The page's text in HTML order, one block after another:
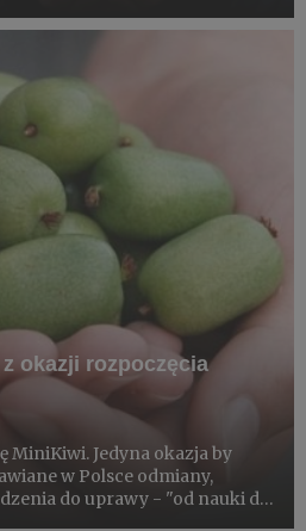
w pełni owocowania. W
okazji rozpoczęcia
MiniKiwi. Jedyna okazja by
w Polsce odmiany,
do uprawy - "od nauki do